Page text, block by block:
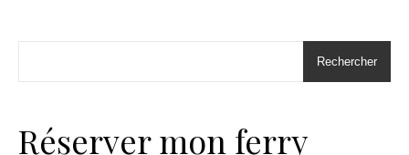
Rechercher
Réserver mon ferry